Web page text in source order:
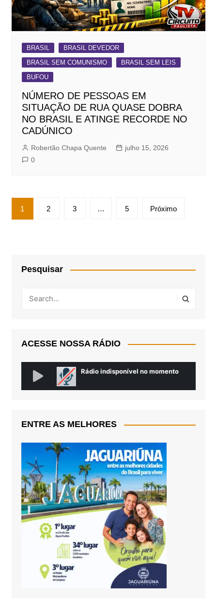
BRASIL
BRASIL DEVEDOR
BRASIL SEM COMUNISMO
BRASIL SEM LEIS
BUFOU
NÚMERO DE PESSOAS EM
SITUAÇÃO DE RUA QUASE DOBRA
NO BRASIL E ATINGE RECORDE NO
CADÚNICO
Robertão Chapa Quente
julho 15, 2026
0
Paginação
de
1 2 3 … 5 Próximo
Pesquisar
ACESSE NOSSA RÁDIO
ENTRE AS MELHORES